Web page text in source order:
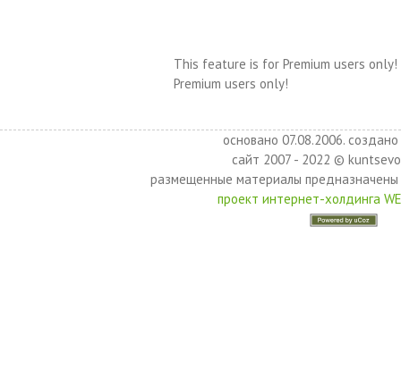
This feature is for Premium users only!
Premium users only!
основано 07.08.2006.
сайт 2007 - 2022 ©
размещенные материалы
проект интернет-холдинга